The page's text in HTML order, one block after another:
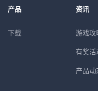
产品
下载
资讯
游戏攻
有奖活
产品动